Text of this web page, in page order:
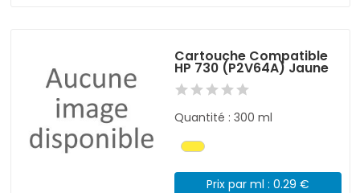
Cartouche Compatible
HP 730 (P2V64A) Jaune
Quantité : 300 ml
Prix par ml : 0.29 €